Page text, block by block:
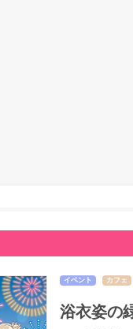
イベント カフェ
浴衣姿の